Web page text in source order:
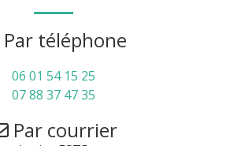
Par téléphone
06 01 54 15 25
07 88 37 47 35
Par courrier